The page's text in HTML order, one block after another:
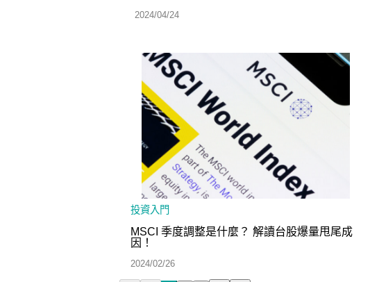
2024/04/24
投資入門
MSCI 季度調整是什麼？ 解讀台股爆量甩尾成
因！
2024/02/26